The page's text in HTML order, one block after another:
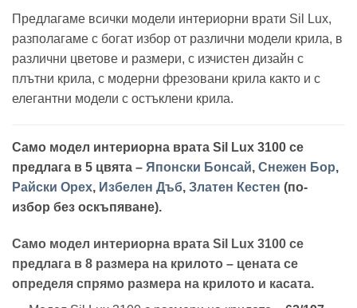
Предлагаме всички модели интериорни врати Sil Lux,
разполагаме с богат избор от различни модели крила, в
различни цветове и размери, с изчистен дизайн с
плътни крила, с модерни фрезовани крила както и с
елегантни модели с остъклени крила.
Само модел интериорна врата Sil Lux 3100 се
предлага в 5 цвята – Японски Бонсай, Снежен Бор,
Райски Орех, Избелен Дъб, Златен Кестен (по-
избор без оскъпяване).
Само модел интериорна врата Sil Lux 3100 се
предлага в 8 размера на крилото – цената се
определя спрямо размера на крилото и касата.